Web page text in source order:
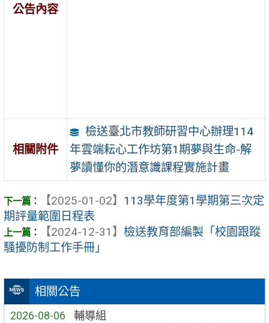
相關公告
2026-08-06 輔導組
公告內容
相關附件
檢送臺北市教師研習中心辦理114
年雲端耘心工作坊第1期夢與生命-解
夢讀懂你的潛意識課程實施計畫
【2025-01-02】 113學年度第1學期第三次定
期評量範圍日程表
【2024-12-31】 檢送教育部編製「校園跟蹤
騷擾防制工作手冊」